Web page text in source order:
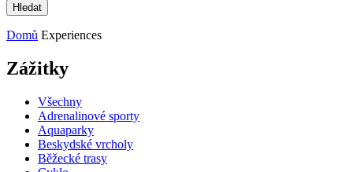
Domů Experiences
Zážitky
Všechny
Adrenalinové sporty
Aquaparky
Beskydské vrcholy
Běžecké trasy